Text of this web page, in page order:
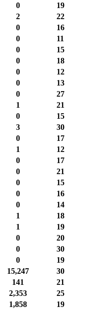
0
19
2
22
0
16
0
11
0
15
0
18
0
12
0
13
0
27
1
21
0
15
3
30
0
17
1
12
0
17
0
21
0
15
0
16
0
14
1
18
1
19
0
20
0
30
0
19
15,247
30
141
21
2,353
25
1,858
19